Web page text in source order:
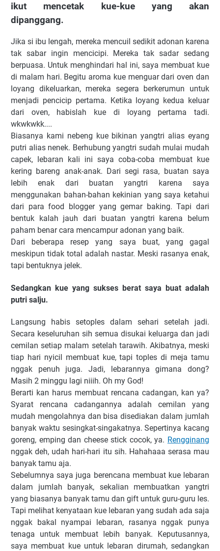
ikut mencetak kue-kue yang akan
dipanggang.
Jika si ibu lengah, mereka mencuil sedikit adonan karena
tak sabar ingin mencicipi. Mereka tak sadar sedang
berpuasa. Untuk menghindari hal ini, saya membuat kue
di malam hari. Begitu aroma kue menguar dari oven dan
loyang dikeluarkan, mereka segera berkerumun untuk
menjadi pencicip pertama. Ketika loyang kedua keluar
dari oven, habislah kue di loyang pertama tadi.
wkwkwkk....
Biasanya kami nebeng kue bikinan yangtri alias eyang
putri alias nenek. Berhubung yangtri sudah mulai mudah
capek, lebaran kali ini saya coba-coba membuat kue
kering bareng anak-anak. Dari segi rasa, buatan saya
lebih enak dari buatan yangtri karena saya
menggunakan bahan-bahan kekinian yang saya ketahui
dari para food blogger yang gemar baking. Tapi dari
bentuk kalah jauh dari buatan yangtri karena belum
paham benar cara mencampur adonan yang baik.
Dari beberapa resep yang saya buat, yang gagal
meskipun tidak total adalah nastar. Meski rasanya enak,
tapi bentuknya jelek.
Sedangkan kue yang sukses berat saya buat adalah
putri salju.
Langsung habis setoples dalam sehari setelah jadi.
Secara keseluruhan sih semua disukai keluarga dan jadi
cemilan setiap malam setelah tarawih. Akibatnya, meski
tiap hari nyicil membuat kue, tapi toples di meja tamu
nggak penuh juga. Jadi, lebarannya gimana dong?
Masih 2 minggu lagi niiih. Oh my God!
Berarti kan harus membuat rencana cadangan, kan ya?
Syarat rencana cadangannya adalah cemilan yang
mudah mengolahnya dan bisa disediakan dalam jumlah
banyak waktu sesingkat-singakatnya. Sepertinya kacang
goreng, emping dan cheese stick cocok, ya. Rengginang
nggak deh, udah hari-hari itu sih. Hahahaaa serasa mau
banyak tamu aja.
Sebelumnya saya juga berencana membuat kue lebaran
dalam jumlah banyak, sekalian membuatkan yangtri
yang biasanya banyak tamu dan gift untuk guru-guru les.
Tapi melihat kenyataan kue lebaran yang sudah ada saja
nggak bakal nyampai lebaran, rasanya nggak punya
tenaga untuk membuat lebih banyak. Keputusannya,
saya membuat kue untuk lebaran dirumah, sedangkan